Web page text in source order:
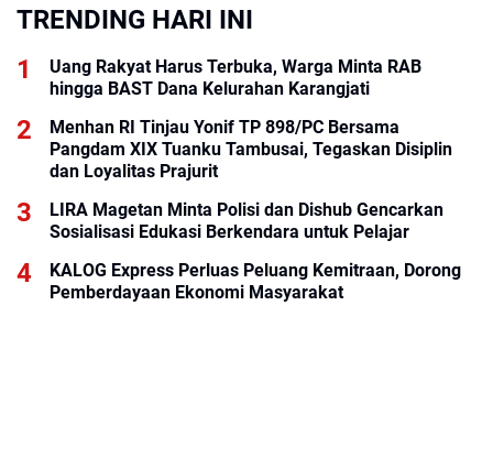
TRENDING HARI INI
Uang Rakyat Harus Terbuka, Warga Minta RAB
hingga BAST Dana Kelurahan Karangjati
Menhan RI Tinjau Yonif TP 898/PC Bersama
Pangdam XIX Tuanku Tambusai, Tegaskan Disiplin
dan Loyalitas Prajurit
LIRA Magetan Minta Polisi dan Dishub Gencarkan
Sosialisasi Edukasi Berkendara untuk Pelajar
KALOG Express Perluas Peluang Kemitraan, Dorong
Pemberdayaan Ekonomi Masyarakat